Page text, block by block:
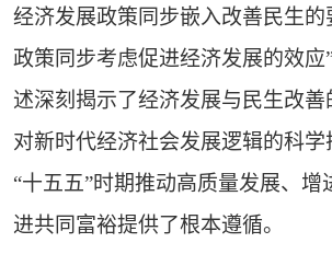
经济发展政策同步嵌入改善民生的
政策同步考虑促进经济发展的效应
述深刻揭示了经济发展与民生改
对新时代经济社会发展逻辑的科
“十五五”时期推动高质量发展、增
进共同富裕提供了根本遵循。